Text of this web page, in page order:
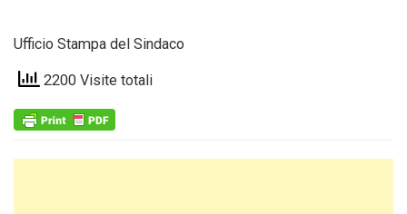
Ufficio Stampa del Sindaco
2200 Visite totali